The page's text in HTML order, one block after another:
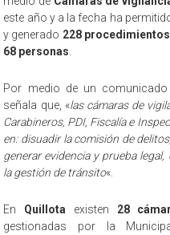
este año y a la fecha ha
y generado 228
68 personas
Por medio de un
señala que, «las cámaras de
Carabineros, PDI, Fiscalía e
en: disuadir la comisión de
generar evidencia y prueba
la gestión de tránsito«.
En Quillota existen 28
gestionadas por la